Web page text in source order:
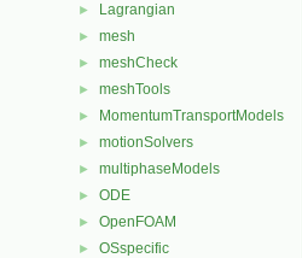
► Lagrangian
► mesh
► meshCheck
► meshTools
► MomentumTransportModels
► motionSolvers
► multiphaseModels
► ODE
► OpenFOAM
► OSspecific